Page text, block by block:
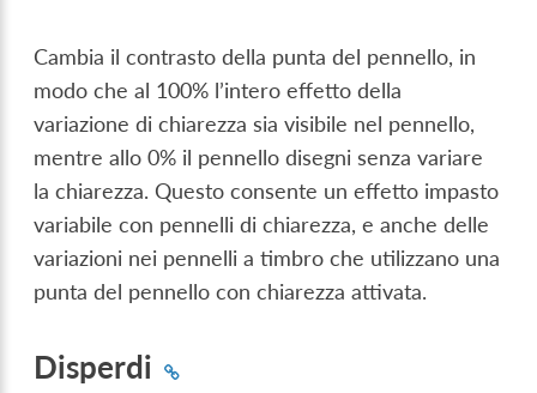
Cambia il contrasto della punta del pennello, in
modo che al 100% l’intero effetto della
variazione di chiarezza sia visibile nel pennello,
mentre allo 0% il pennello disegni senza variare
la chiarezza. Questo consente un effetto impasto
variabile con pennelli di chiarezza, e anche delle
variazioni nei pennelli a timbro che utilizzano una
punta del pennello con chiarezza attivata.
Disperdi